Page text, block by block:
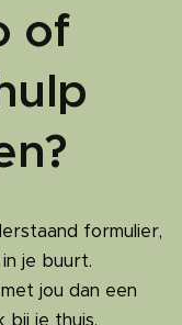
of
formulier,
in je buurt.
jou dan een